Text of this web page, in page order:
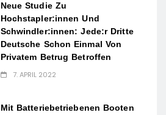
Neue Studie Zu
Hochstapler:innen Und
Schwindler:innen: Jede:r Dritte
Deutsche Schon Einmal Von
Privatem Betrug Betroffen
7. APRIL 2022
Mit Batteriebetriebenen Booten